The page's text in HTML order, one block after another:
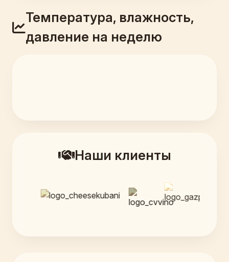
Температура, влажность,
давление на неделю
Наши клиенты